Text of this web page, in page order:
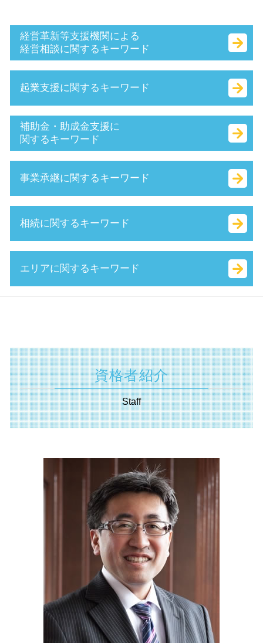
経営革新等支援機関による
経営相談に関するキーワード
公的支援 とは
認定支援機関 経営改善計画
創業 計画書 とは
小規模事業者
中小会計要領 とは
事業計画書 書き方
マル経融資 とは
企業組合 とは
キャッシュフロー とは
経営 計画 作り方
中小企業経営力強化資金 とは
認定経営革新等支援 機関 一覧
起業支援に関するキーワード
株式会社 資本金 最低
個人事業主 法人化 タイミング
無限責任 とは
ベンチャー 資金調達
個人事業主 法人成り
合同 会社 資本金
会社設立 費用
有限責任 とは
定款 絶対的記載事項 とは
合同会社 個人事業主 比較
起業 資本金
合同会社 設立 資本金
会社設立 資本金 決め方
補助金・助成金支援に
関するキーワード
補助金 種類
補助金 交付申請書 とは
事業再構築補助金 とは
両立支援等助成金 とは
創業 助成金 とは
特定求職者雇用開発助成金 とは
国 創業補助金
トライアル雇用助成金 とは
起業 補助金 とは
小規模事業者持続化補助金 とは
履歴事項全部証明書 とは
事業承継に関するキーワード
株式 交換 とは
株式譲渡 手続き
m&a 株式 譲渡
m&a 資格
資本 参加
事業 譲渡 契約書 とは
m&a 流れ
議決権 とは
自益権 とは
事業承継税制 わかりやすく
特別 決議
企業 合併
相続に関するキーワード
公正 証書 遺言
相続税 計算 土地
遺言書 効力 期間
生命 保険 相続
遺言書 無効
相続 兄弟
遺産 分割
相続 不動産 売却 確定 申告 必要書類
相続法 改正
単純承認 とは
代償 分割 とは
相続税 国税庁
相続 放棄 とは
エリアに関するキーワード
補助金申請 東京都 相談
助成金申請 横浜市 相談
資金調達 静岡県 相談
補助金申請 川崎市 税理士
起業支援 川崎市 相談
経営革新等支援機関 横須賀市 税理士
補助金申請 相模原市 税理士
相続 相模原市 税理士
起業支援 横須賀市 税理士
事業承継 埼玉県 相談
起業支援 相模原市 税理士
起業支援 横浜市 税理士
助成金申請 埼玉県 相談
起業支援 横須賀市 相談
補助金申請 神奈川県 相談
資格者紹介
Staff